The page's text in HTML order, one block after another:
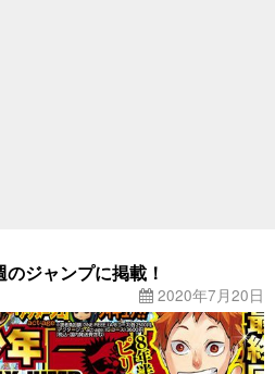
のジャンプに掲載！
2020年7月20日